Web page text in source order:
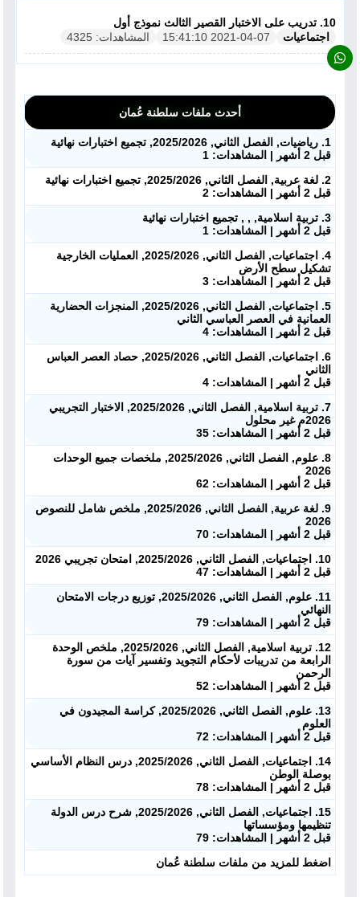
منصات
مدرسو المناهج
ملفات للمدرس
ملفات تعليمية
الكتب المدرسية
تسجيل دخول
10. تدريب على الاختبار القصير الثالث نموذج أول
اجتماعيات
2021-04-07 15:41:10 المشاهدات: 4325
أحدث ملفات سلطنة عُمان
1. رياضيات, الفصل الثاني, 2025/2026, تجميع اختبارات نهائية
قبل 2 أشهر | المشاهدات: 1
2. لغة عربية, الفصل الثاني, 2025/2026, تجميع اختبارات نهائية
قبل 2 أشهر | المشاهدات: 2
3. تربية اسلامية, , , تجميع اختبارات نهائية
قبل 2 أشهر | المشاهدات: 1
4. اجتماعيات, الفصل الثاني, 2025/2026, العمليات الخارجية
تشكيل سطح الأرض
قبل 2 أشهر | المشاهدات: 3
5. اجتماعيات, الفصل الثاني, 2025/2026, المنجزات الحضارية
العمانية في العصر العباسي الثاني
قبل 2 أشهر | المشاهدات: 4
6. اجتماعيات, الفصل الثاني, 2025/2026, حصاد العصر العباس
الثاني
قبل 2 أشهر | المشاهدات: 4
7. تربية اسلامية, الفصل الثاني, 2025/2026, الاختبار التجريبي
2026م غير محلول
قبل 2 أشهر | المشاهدات: 35
8. علوم, الفصل الثاني, 2025/2026, ملخصات جميع الوحدات
2026
قبل 2 أشهر | المشاهدات: 62
9. لغة عربية, الفصل الثاني, 2025/2026, ملخص شامل للنصوص
2026
قبل 2 أشهر | المشاهدات: 70
10. اجتماعيات, الفصل الثاني, 2025/2026, امتحان تجريبي 2026
قبل 2 أشهر | المشاهدات: 47
11. علوم, الفصل الثاني, 2025/2026, توزيع درجات الامتحان
النهائي
قبل 2 أشهر | المشاهدات: 79
12. تربية اسلامية, الفصل الثاني, 2025/2026, ملخص الوحدة
الرابعة من تدريبات لأحكام التجويد وتفسير آيات من سورة
الرحمن
قبل 2 أشهر | المشاهدات: 52
13. علوم, الفصل الثاني, 2025/2026, كراسة المجيدون في
العلوم
قبل 2 أشهر | المشاهدات: 72
14. اجتماعيات, الفصل الثاني, 2025/2026, درس النظام الأساسي
بوصلة الوطن
قبل 2 أشهر | المشاهدات: 78
15. اجتماعيات, الفصل الثاني, 2025/2026, شرح درس الدولة
تنظيمها ومؤسساتها
قبل 2 أشهر | المشاهدات: 79
اضغط للمزيد من ملفات سلطنة عُمان